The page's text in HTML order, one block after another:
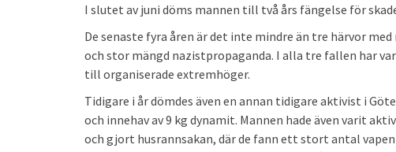
I slutet av juni döms mannen till två års fängelse för
De senaste fyra åren är det inte mindre än tre härvor
och stor mängd nazistpropaganda. I alla tre fallen har
till organiserade extremhöger.
Tidigare i år dömdes även en annan tidigare aktivist i
och innehav av 9 kg dynamit. Mannen hade även varit
och gjort husrannsakan, där de fann ett stort antal